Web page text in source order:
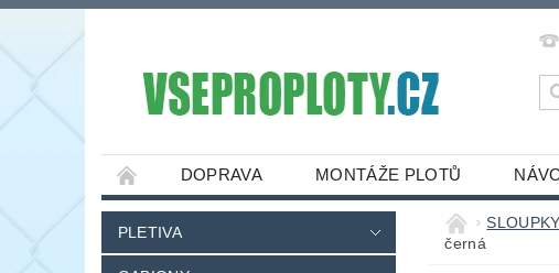
DOPRAVA MONTÁŽE PLOTŮ
PLETIVA
černá